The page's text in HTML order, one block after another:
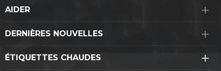
AIDER
DERNIÈRES NOUVELLES
ÉTIQUETTES CHAUDES